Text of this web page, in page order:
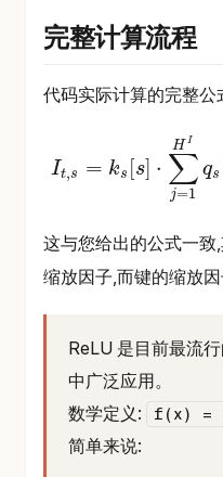
完整计算流程
代码实际计算的完整公
It,s = ks [s] ⋅ ∑
j=1
H I
qs
这与您给出的公式一致
wt,jI=qs[ t,j]
缩放因子,而键的缩放
ReLU 是目前最流
中广泛应用。
数学定义:
f(x) =
简单来说: